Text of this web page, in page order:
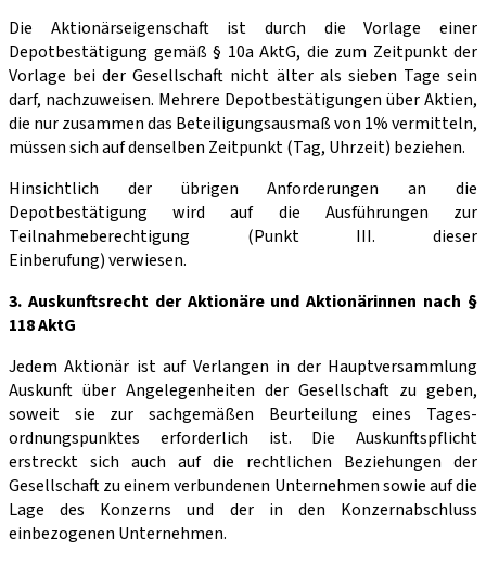
Die Aktionärseigenschaft ist durch die Vorlage einer
Depotbestätigung gemäß § 10a AktG, die zum Zeitpunkt der
Vorlage bei der Gesellschaft nicht älter als sieben Tage sein
darf, nachzu­weisen. Mehrere Depotbestätigungen über Aktien,
die nur zusammen das Beteiligungsausmaß von 1% vermitteln,
müssen sich auf denselben Zeitpunkt (Tag, Uhrzeit) beziehen.
Hinsichtlich der übrigen Anforderungen an die
Depotbestätigung wird auf die Ausführungen zur
Teilnahmeberechtigung (Punkt III. dieser
Einberufung) verwiesen.
3. Auskunftsrecht der Aktionäre und Aktionärinnen nach §
118 AktG
Jedem Aktionär ist auf Verlangen in der Hauptversammlung
Auskunft über Angelegen­heiten der Gesellschaft zu geben,
soweit sie zur sachgemäßen Beurteilung eines Tages­
ordnungspunktes erforderlich ist. Die Auskunftspflicht
erstreckt sich auch auf die rechtlichen Beziehungen der
Gesellschaft zu einem verbundenen Unternehmen sowie auf die
Lage des Konzerns und der in den Konzernabschluss
einbezogenen Unternehmen.